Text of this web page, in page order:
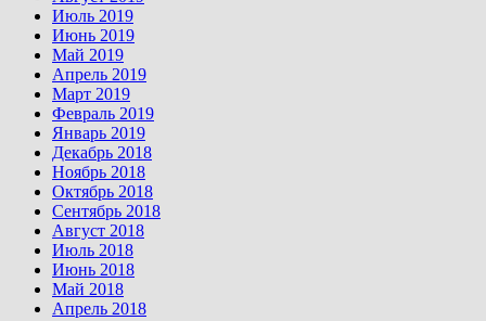
Июль 2019
Июнь 2019
Май 2019
Апрель 2019
Март 2019
Февраль 2019
Январь 2019
Декабрь 2018
Ноябрь 2018
Октябрь 2018
Сентябрь 2018
Август 2018
Июль 2018
Июнь 2018
Май 2018
Апрель 2018